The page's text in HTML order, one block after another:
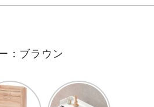
：ブラウン